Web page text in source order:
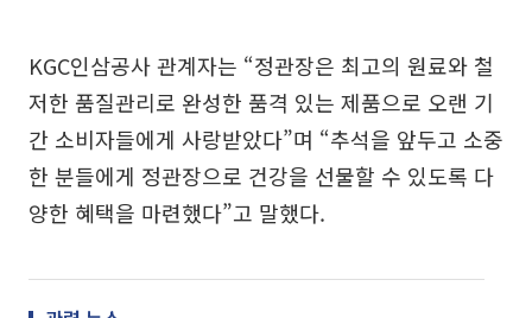
KGC인삼공사 관계자는 “정관장은 최고의 원료와 철
저한 품질관리로 완성한 품격 있는 제품으로 오랜 기
간 소비자들에게 사랑받았다”며 “추석을 앞두고 소중
한 분들에게 정관장으로 건강을 선물할 수 있도록 다
양한 혜택을 마련했다”고 말했다.